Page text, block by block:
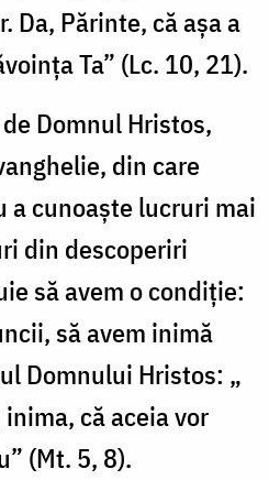
Da, Părinte, că așa a
Ta” (Lc. 10, 21).
Domnul Hristos,
din care
a cunoaște lucruri mai
din descoperiri
să avem o condiție:
să avem inimă
Domnului Hristos: „
că aceia vor
(Mt. 5, 8).